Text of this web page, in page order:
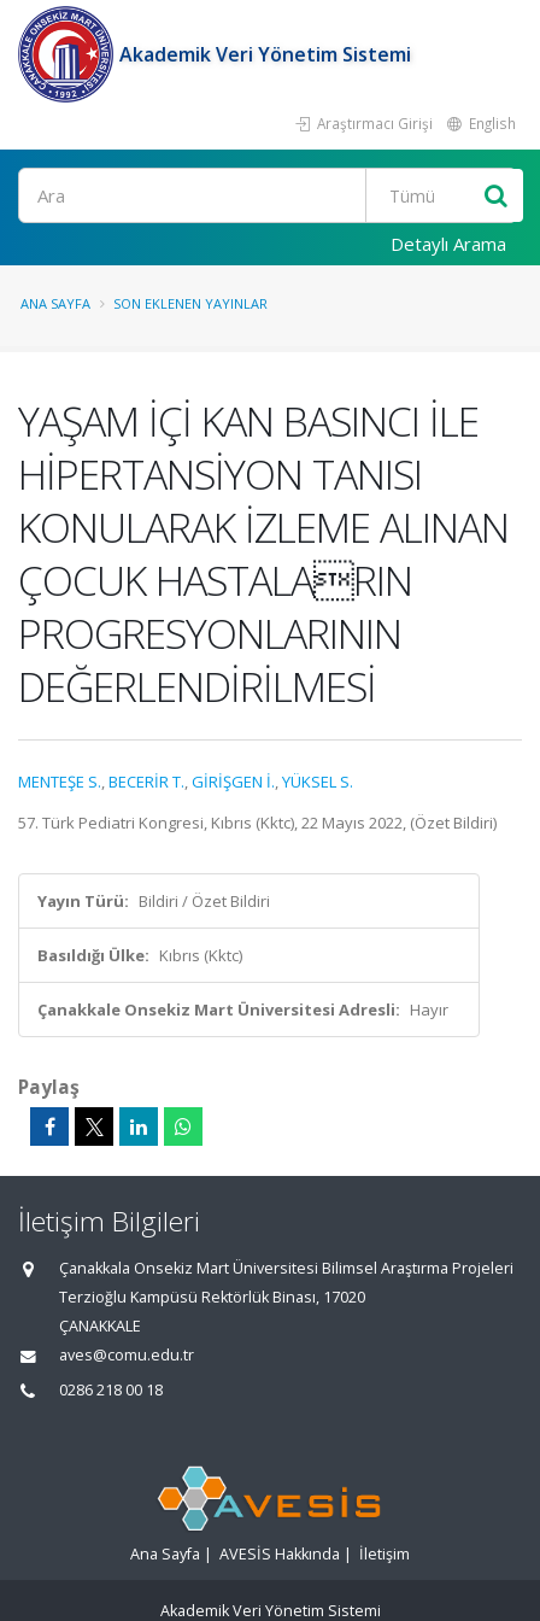
Akademik Veri Yönetim Sistemi
Araştırmacı Girişi English
Ara
Detaylı Arama
ANA SAYFA SON EKLENEN YAYINLAR
YAŞAM İÇİ KAN BASINCI İLE
HİPERTANSİYON TANISI
KONULARAK İZLEME ALINAN
ÇOCUK HASTALARIN
PROGRESYONLARININ
DEĞERLENDİRİLMESİ
MENTEŞE S.,BECERİR T.,GİRİŞGEN İ.,YÜKSEL S.
57. Türk Pediatri Kongresi, Kıbrıs (Kktc), 22 Mayıs 2022, (Özet Bildiri)
Yayın Türü: Bildiri / Özet Bildiri
Basıldığı Ülke: Kıbrıs (Kktc)
Çanakkale Onsekiz Mart Üniversitesi Adresli: Hayır
Paylaş
İletişim Bilgileri
Çanakkala Onsekiz Mart Üniversitesi Bilimsel Araştırma Projeleri
Terzioğlu Kampüsü Rektörlük Binası, 17020
ÇANAKKALE
aves@comu.edu.tr
0286 218 00 18
Ana Sayfa | AVESİS Hakkında | İletişim
Akademik Veri Yönetim Sistemi